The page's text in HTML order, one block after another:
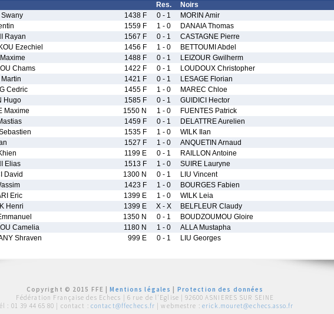
Res. Noirs
Swany 1438 F 0 - 1 MORIN Amir
1559 F 1 - 0 DANAIA Thomas
Rayan 1567 F 0 - 1 CASTAGNE Pierre
Ezechiel 1456 F 1 - 0 BETTOUMI Abdel
1488 F 0 - 1 LEIZOUR Gwilherm
Chams 1422 F 0 - 1 LOUDOUX Christopher
Martin 1421 F 0 - 1 LESAGE Florian
Cedric 1455 F 1 - 0 MAREC Chloe
Hugo 1585 F 0 - 1 GUIDICI Hector
Maxime 1550 N 1 - 0 FUENTES Patrick
1459 F 0 - 1 DELATTRE Aurelien
1535 F 1 - 0 WILK Ilan
1527 F 1 - 0 ANQUETIN Arnaud
1199 E 0 - 1 RAILLON Antoine
Elias 1513 F 1 - 0 SUIRE Lauryne
David 1300 N 0 - 1 LIU Vincent
1423 F 1 - 0 BOURGES Fabien
Eric 1399 E 1 - 0 WILK Leia
Henri 1399 E X - X BELFLEUR Claudy
1350 N 0 - 1 BOUDZOUMOU Gloire
Camelia 1180 N 1 - 0 ALLA Mustapha
Shraven 999 E 0 - 1 LIU Georges
Copyright © 2015 FFE |Mentions légales
Protection des données
Fédération Française des Echecs | 6 rue de l'Eglise | 92600 ASNIERES SUR SEINE
: 01 39 44 65 80 | contact : contact@ffechecs.fr | webmestre : erick.mouret@echecs.asso.fr